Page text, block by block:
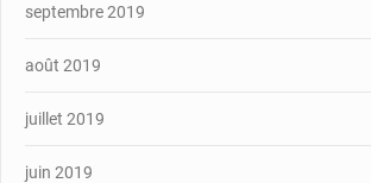
septembre 2019
août 2019
juillet 2019
juin 2019